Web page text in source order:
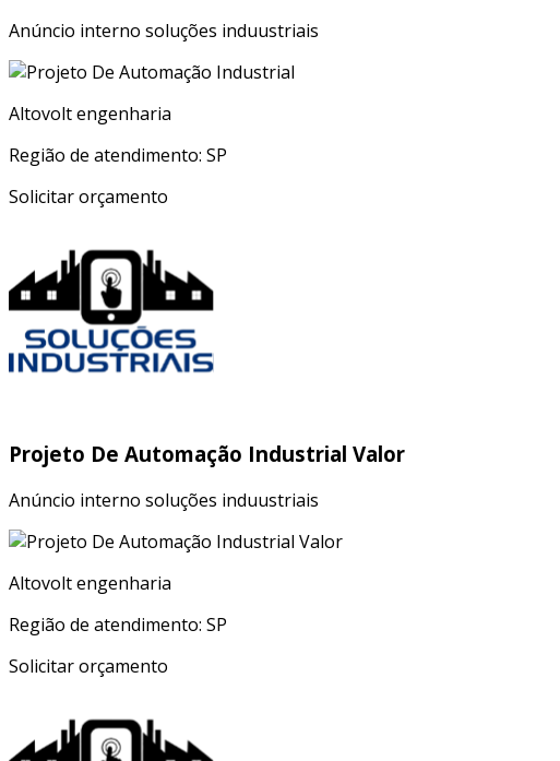
Anúncio interno soluções induustriais
Altovolt engenharia
Região de atendimento: SP
Solicitar orçamento
Projeto De Automação Industrial Valor
Anúncio interno soluções induustriais
Altovolt engenharia
Região de atendimento: SP
Solicitar orçamento